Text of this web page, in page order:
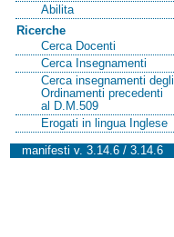
Abilita
Ricerche
Cerca Docenti
Cerca Insegnamenti
Cerca insegnamenti degli
Ordinamenti precedenti
al D.M.509
Erogati in lingua Inglese
manifesti v. 3.14.6 / 3.14.6